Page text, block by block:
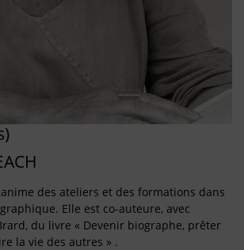
des ateliers et des formations dans
Elle est co-auteure, avec
du livre « Devenir biographe, prêter
la vie des autres » .